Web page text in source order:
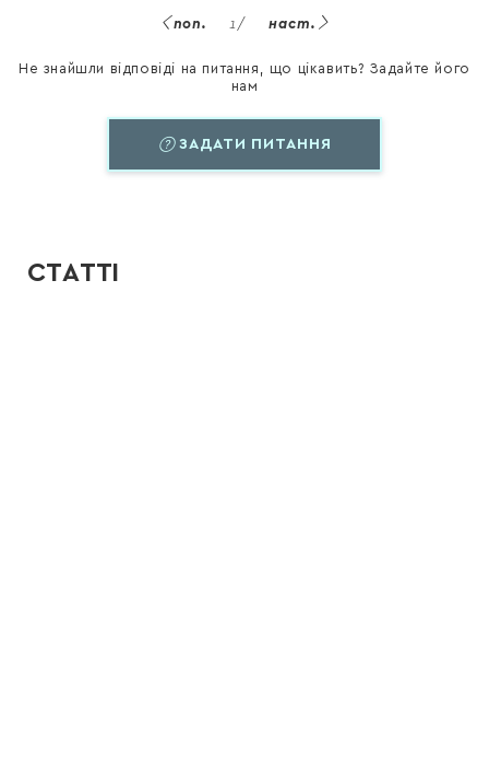
Не знайшли відповіді на питання, що цікавить? Задайте його
нам
ЗАДАТИ ПИТАННЯ
поп. 1/ наст.
СТАТТІ